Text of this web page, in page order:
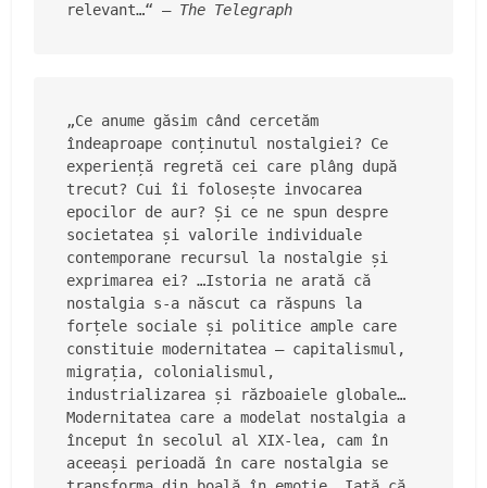
relevant…“ — The Telegraph
„Ce anume găsim când cercetăm
îndeaproape conținutul nostalgiei? Ce
experiență regretă cei care plâng după
trecut? Cui îi folosește invocarea
epocilor de aur? Și ce ne spun despre
societatea și valorile individuale
contemporane recursul la nostalgie și
exprimarea ei? …Istoria ne arată că
nostalgia s-a născut ca răspuns la
forțele sociale și politice ample care
constituie modernitatea – capitalismul,
migrația, colonialismul,
industrializarea și războaiele globale…
Modernitatea care a modelat nostalgia a
început în secolul al XIX-lea, cam în
aceeași perioadă în care nostalgia se